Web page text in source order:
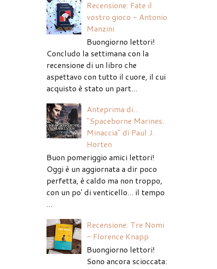
Recensione: Fate il
vostro gioco - Antonio
Manzini
Buongiorno lettori!
Concludo la settimana con la
recensione di un libro che
aspettavo con tutto il cuore, il cui
acquisto è stato un part...
Anteprima di...
"Spaceborne Marines.
Minaccia" di Paul J.
Horten
Buon pomeriggio amici lettori!
Oggi è un aggiornata a dir poco
perfetta, è caldo ma non troppo,
con un po' di venticello... il tempo
...
Recensione: Tre Nomi
- Florence Knapp
Buongiorno lettori!
Sono ancora scioccata: